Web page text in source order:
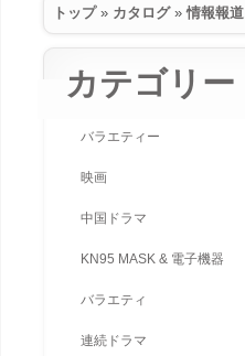
トップ» カタログ»情報報道
カテゴリー
バラエティー
映画
中国ドラマ
KN95 MASK & 電子機器
バラエティ
連続ドラマ